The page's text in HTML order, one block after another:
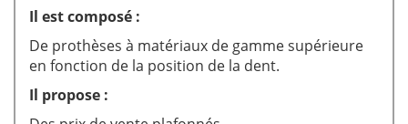
Il est composé :
De prothèses à matériaux de gamme supérieure
en fonction de la position de la dent.
Il propose :